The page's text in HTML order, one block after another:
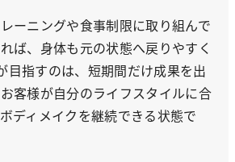
ーニングや食事制限に取り組んで
ば、身体も元の状態へ戻りやすく
目指すのは、短期間だけ成果を出
客様が自分のライフスタイルに合
ディメイクを継続できる状態で